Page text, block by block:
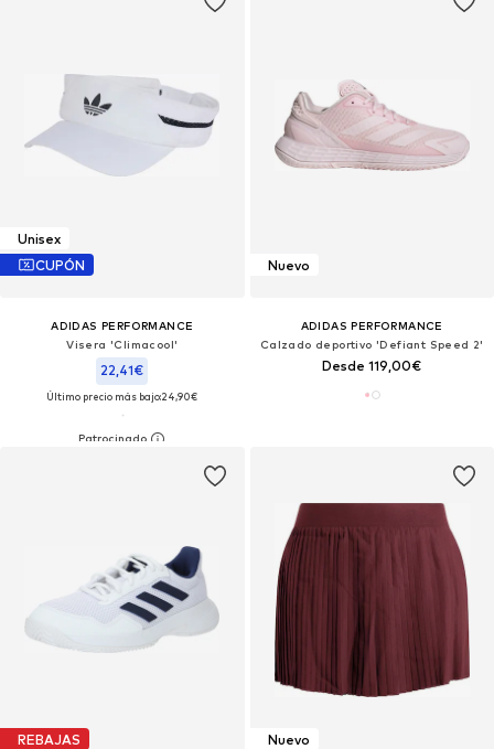
Unisex
CUPÓN
ADIDAS PERFORMANCE
Visera 'Climacool'
22,41€
Último precio más bajo:24,90€
Nuevo
ADIDAS PERFORMANCE
Calzado deportivo 'Defiant Speed 2'
Desde 119,00€
REBAJAS Nuevo